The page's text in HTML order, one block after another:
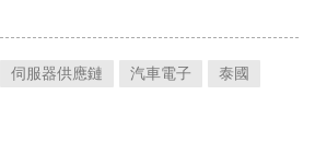
伺服器供應鏈 汽車電子
泰國